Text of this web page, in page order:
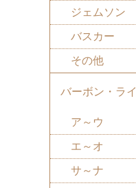
ジェムソン
バスカー
その他
バーボン・ライ
ア～ウ
エ～オ
サ～ナ